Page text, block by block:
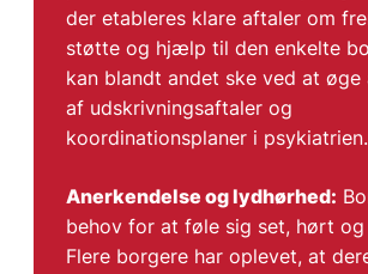
der etableres klare aftaler om
støtte og hjælp til den enkelte
kan blandt andet ske ved at øge
af udskrivningsaftaler og
koordinationsplaner i psykiatrien.
Anerkendelse og lydhørhed:
behov for at føle sig set, hørt og
Flere borgere har oplevet, at